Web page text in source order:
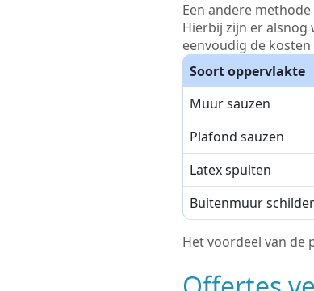
Een andere
Hierbij zijn er
eenvoudig de
Soort oppervlakte
Muur sauzen
Plafond sauzen
Latex spuiten
Buitenmuur
Het voordeel van de